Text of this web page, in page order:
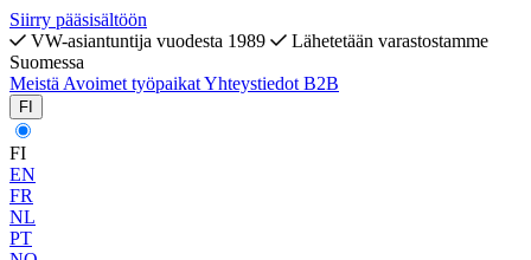
Siirry pääsisältöön
VW-asiantuntija vuodesta 1989
Lähetetään varastostamme
Suomessa
Meistä Avoimet työpaikatYhteystiedot B2B
FI
FI
EN
FR
NL
PT